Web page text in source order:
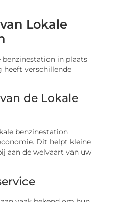
Lokale
benzinestation in plaats
heeft verschillende
de Lokale
benzinestation
Dit helpt kleine
aan de welvaart van uw